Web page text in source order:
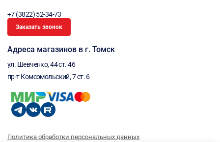
+7 (3822) 52-34-73
Заказать звонок
Адреса магазинов в г. Томск
ул. Шевченко, 44 ст. 46
пр-т Комсомольский, 7 ст. 6
Политика обработки персональных данных